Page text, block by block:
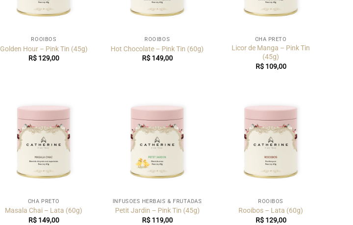
ROOIBOS
Golden Hour – Pink Tin (45g)
R$129,00
ROOIBOS
Hot Chocolate – Pink Tin (60g)
R$149,00
CHÁ PRETO
Licor de Manga – Pink Tin
(45g)
R$109,00
CHÁ PRETO
Masala Chai – Lata (60g)
R$149,00
INFUSÕES HERBAIS & FRUTADAS
Petit Jardin – Pink Tin (45g)
R$119,00
ROOIBOS
Rooibos – Lata (60g)
R$129,00